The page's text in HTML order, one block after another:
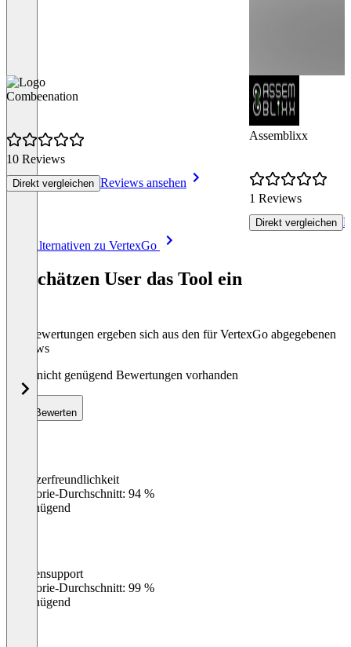
Combeenation
10 Reviews
Direkt vergleichen Reviews ansehen
Assemblixx
1 Reviews
Direkt vergleichen
Alle Alternativen zu VertexGo
So schätzen User das Tool ein
Die Bewertungen ergeben sich aus den für VertexGo abgegebenen
Reviews
Noch nicht genügend Bewertungen vorhanden
Bewerten
Benutzerfreundlichkeit
Kategorie-Durchschnitt: 94 %
Ungenügend
Kundensupport
Kategorie-Durchschnitt: 99 %
Ungenügend